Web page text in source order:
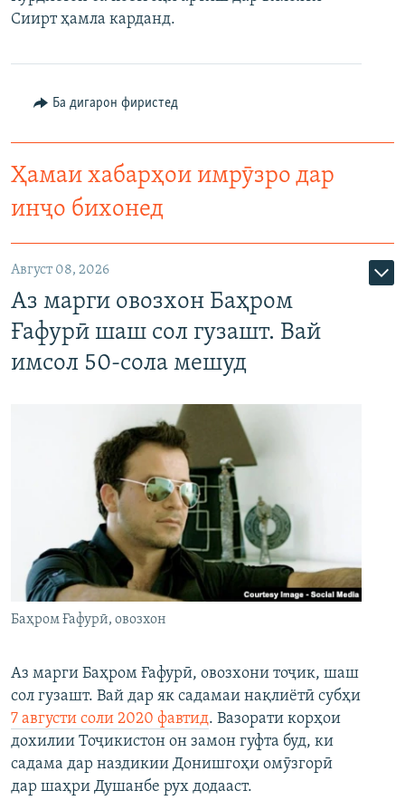
ПАЙГИРӢ КУНЕД
Ҳамаи сомонаҳои RFE/RL
Сиирт ҳамла карданд.
Ба дигарон фиристед
Ҳамаи хабарҳои имрӯзро дар
инҷо бихонед
Август 08, 2026
Аз марги овозхон Баҳром
Ғафурӣ шаш сол гузашт. Вай
имсол 50-сола мешуд
Баҳром Ғафурӣ, овозхон
Аз марги Баҳром Ғафурӣ, овозхони тоҷик, шаш
сол гузашт. Вай дар як садамаи нақлиётӣ субҳи
7 августи соли 2020 фавтид. Вазорати корҳои
дохилии Тоҷикистон он замон гуфта буд, ки
садама дар наздикии Донишгоҳи омӯзгорӣ
дар шаҳри Душанбе рух додааст.